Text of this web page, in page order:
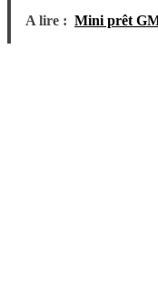
A lire : Mini prêt